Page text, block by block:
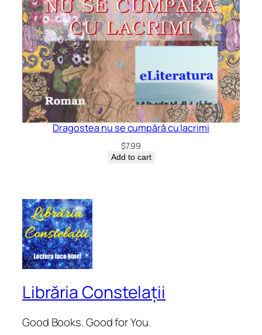
Dragostea nu se cumpără cu lacrimi
$7.99
Add to cart
Librăria Constelații
Good Books. Good for You.